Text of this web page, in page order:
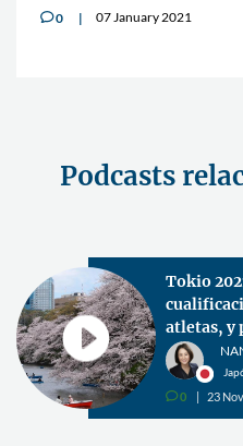
v0 07 January 2021
Podcasts
Libro:
bufete
2)
v0 25